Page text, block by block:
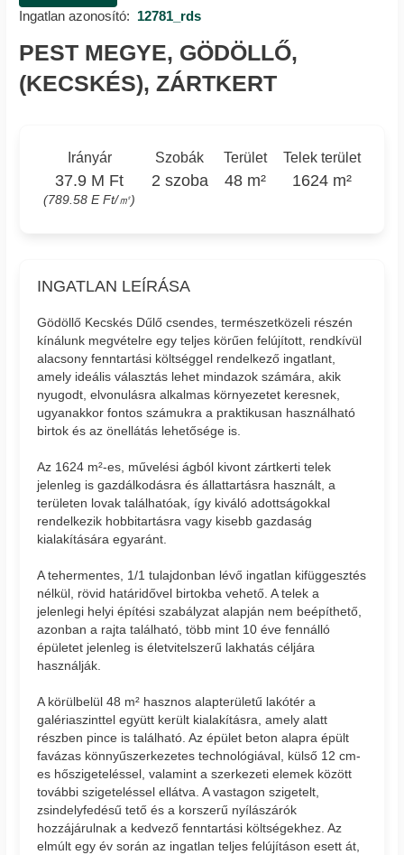
Ingatlan azonosító: 12781_rds
PEST MEGYE, GÖDÖLLŐ,
(KECSKÉS), ZÁRTKERT
Irányár
37.9 M Ft
(789.58 E Ft/㎡)
Szobák
2 szoba
Terület
48 m²
Telek terület
1624 m²
INGATLAN LEÍRÁSA
Gödöllő Kecskés Dűlő csendes, természetközeli részén
kínálunk megvételre egy teljes körűen felújított, rendkívül
alacsony fenntartási költséggel rendelkező ingatlant,
amely ideális választás lehet mindazok számára, akik
nyugodt, elvonulásra alkalmas környezetet keresnek,
ugyanakkor fontos számukra a praktikusan használható
birtok és az önellátás lehetősége is.
Az 1624 m²-es, művelési ágból kivont zártkerti telek
jelenleg is gazdálkodásra és állattartásra használt, a
területen lovak találhatóak, így kiváló adottságokkal
rendelkezik hobbitartásra vagy kisebb gazdaság
kialakítására egyaránt.
A tehermentes, 1/1 tulajdonban lévő ingatlan kifüggesztés
nélkül, rövid határidővel birtokba vehető. A telek a
jelenlegi helyi építési szabályzat alapján nem beépíthető,
azonban a rajta található, több mint 10 éve fennálló
épületet jelenleg is életvitelszerű lakhatás céljára
használják.
A körülbelül 48 m² hasznos alapterületű lakótér a
galériaszinttel együtt került kialakításra, amely alatt
részben pince is található. Az épület beton alapra épült
favázas könnyűszerkezetes technológiával, külső 12 cm-
es hőszigeteléssel, valamint a szerkezeti elemek között
további szigeteléssel ellátva. A vastagon szigetelt,
zsindelyfedésű tető és a korszerű nyílászárók
hozzájárulnak a kedvező fenntartási költségekhez. Az
elmúlt egy év során az ingatlan teljes felújításon esett át,